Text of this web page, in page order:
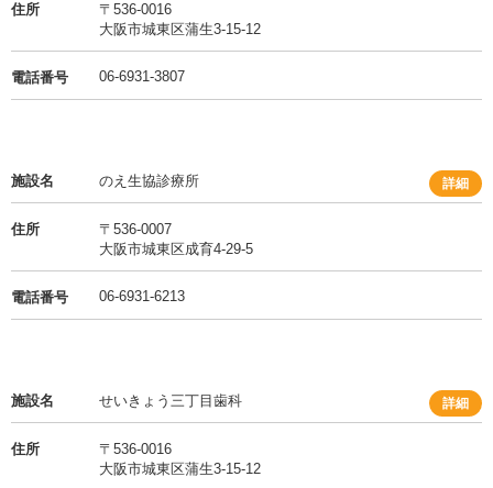
住所
〒536-0016
大阪市城東区蒲生3-15-12
電話番号 06-6931-3807
施設名 のえ生協診療所 詳細
住所
〒536-0007
大阪市城東区成育4-29-5
電話番号 06-6931-6213
施設名 せいきょう三丁目歯科 詳細
住所
〒536-0016
大阪市城東区蒲生3-15-12